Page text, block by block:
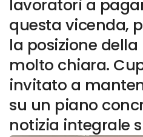
lavoratori a
questa vicenda,
la posizione della
molto chiara.
invitato a
su un piano
notizia integrale